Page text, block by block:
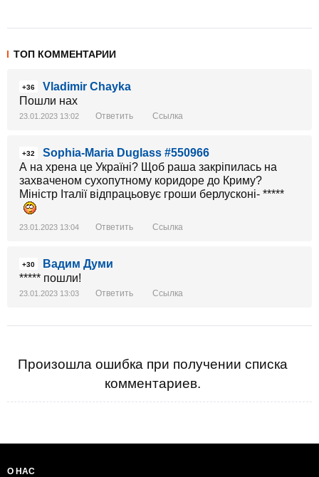
ТОП КОММЕНТАРИИ
+36
Vladimir Chayka
Пошли нах
23.01.2023 13:02 Ответить Ссылка
+32
Sophia-Maria Duglass #550966
А на хрена це Україні? Щоб раша закріпилась на
захваченом сухопутному коридоре до Криму?
Міністр Італії відпрацьовує гроши берлусконі- *****
23.01.2023 13:04 Ответить Ссылка
+30
Вадим Думи
***** пошли!
23.01.2023 13:03 Ответить Ссылка
Произошла ошибка при получении списка
комментариев.
О НАС